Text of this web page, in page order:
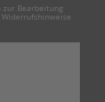
zur Bearbeitung